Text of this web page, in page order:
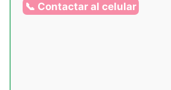
📞 Contactar al celular